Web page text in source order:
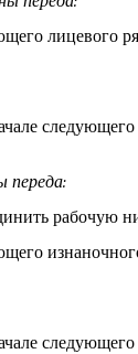
лицевого
переда:
рабочую